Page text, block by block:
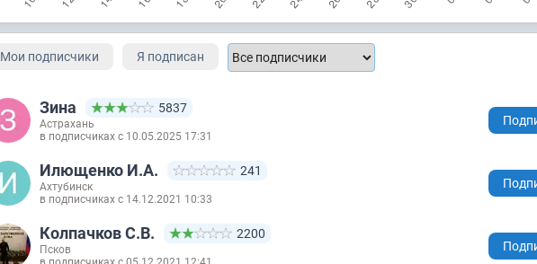
Мои подписчики Я подписан
Зина 5837
Астрахань
в подписчиках с 10.05.2025 17:31
Илющенко И.А. 241
Ахтубинск
в подписчиках с 14.12.2021 10:33
Колпачков С.В. 2200
Псков